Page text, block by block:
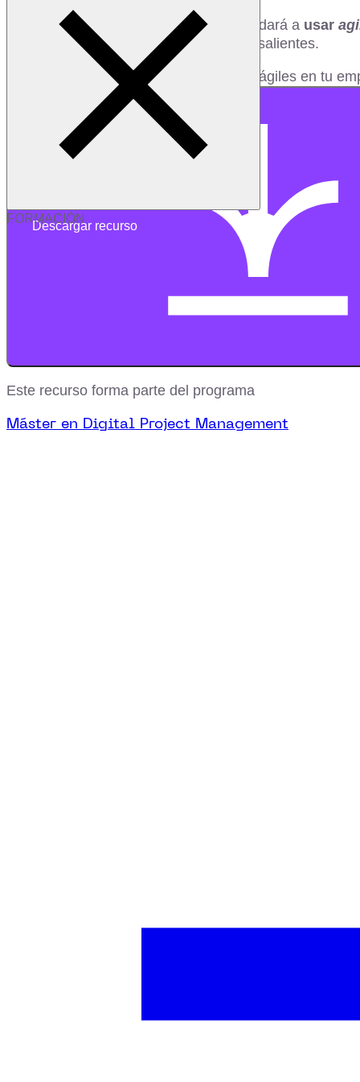
FORMACIÓN
Encuentra una guía práctica que te ayudará a usar
innovación y logrando resultados sobresalientes.
¡Comienza a integrar las metodologías ágiles en tu
Descargar recurso
Este recurso forma parte del programa
Máster en Digital Project Management